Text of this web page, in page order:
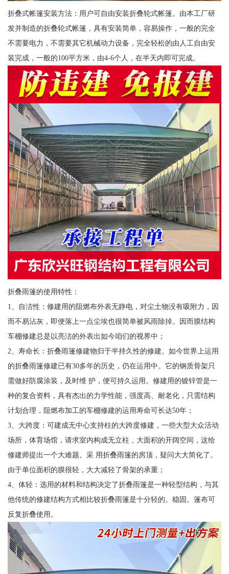
折叠式帐篷安装方法：用户可自由安装折叠轮式帐篷。由本工厂研
发并制造的折叠轮式帐篷，具有安装简单，容易操作，一般的完全
不需要电力，不需要其它机械动力设备，完全轻松的由人工自由安
装完成，一般的100平方米，由4-6个人，在半天内即可完成。
折叠雨篷的使用特性：
1、自洁性：修建用的阻燃布外表无静电，对尘土物没有吸附力，因
而不易沾灰，即便落上一点尘埃也很简单被风雨除掉。因而膜结构
车棚修建总是以亮洁的外表出如今咱们的视界中；
2、寿命长：折叠雨篷修建物归于半持久性的修建。如今世界上运用
的折叠雨篷修建已有30多年的历史，仍在运用中。它的钢质骨架只
需做好防腐涂装，及时维 护，便可持久运用。修建用的镀锌管是一
种的复合资料，具有杰出的力学性能，强度高、耐老化，只需结构
计划合理，阻燃布加工的车棚修建的运用寿命可长达50年；
3、大跨度：可建成无中心支持柱的大跨度修建，一些大型大众活动
场所，体育场馆，请求室内构成无立柱，大面积的开阔空间，这给
修建师提出一个大难题。采 用折叠雨篷的房顶，疑问大大简化了。
由于单位面积的膜很轻，大大减轻了骨架的承重；
4、体轻：选用的材料和结构决定了折叠雨篷是一种轻型结构，与其
他传统的修建结构方式相比较折叠雨篷是十分轻的。稳固。篷布可
反复折叠使用。